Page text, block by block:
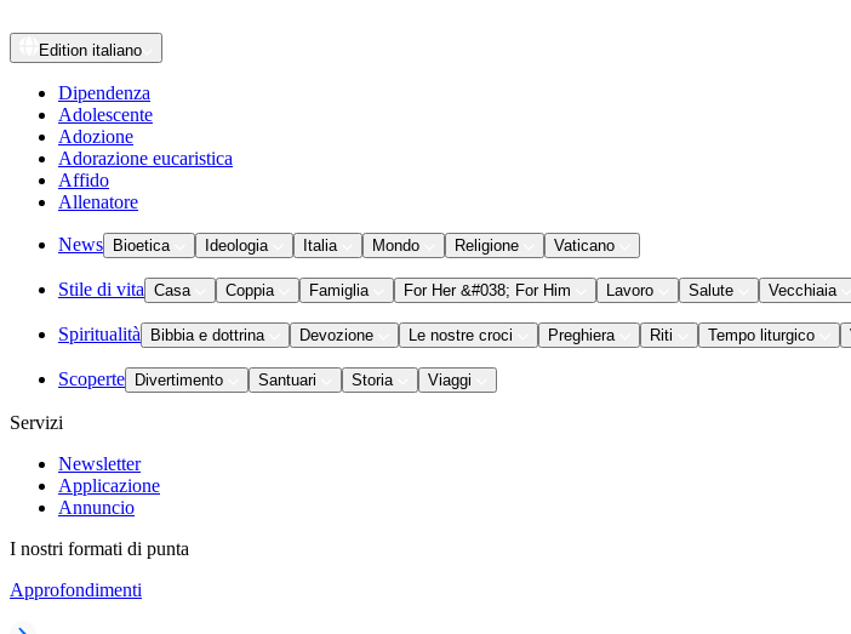
Edition italiano
Dipendenza
Adolescente
Adozione
Adorazione eucaristica
Affido
Allenatore
News Bioetica Ideologia Italia Mondo Religione Vaticano
Stile di vita Casa Coppia Famiglia For Her &#038; For Him Lavoro Salute Vecchiaia
Spiritualità Bibbia e dottrina Devozione Le nostre croci Preghiera Riti Tempo liturgico
Scoperte Divertimento Santuari Storia Viaggi
Servizi
Newsletter
Applicazione
Annuncio
I nostri formati di punta
Approfondimenti